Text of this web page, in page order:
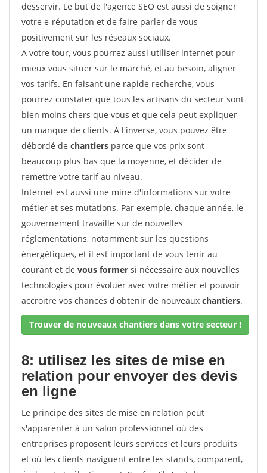
desservir. Le but de l'agence SEO est aussi de soigner
votre e-réputation et de faire parler de vous
positivement sur les réseaux sociaux.
A votre tour, vous pourrez aussi utiliser internet pour
mieux vous situer sur le marché, et au besoin, aligner
vos tarifs. En faisant une rapide recherche, vous
pourrez constater que tous les artisans du secteur sont
bien moins chers que vous et que cela peut expliquer
un manque de clients. A l'inverse, vous pouvez être
débordé de chantiers parce que vos prix sont
beaucoup plus bas que la moyenne, et décider de
remettre votre tarif au niveau.
Internet est aussi une mine d'informations sur votre
métier et ses mutations. Par exemple, chaque année, le
gouvernement travaille sur de nouvelles
réglementations, notamment sur les questions
énergétiques, et il est important de vous tenir au
courant et de vous former si nécessaire aux nouvelles
technologies pour évoluer avec votre métier et pouvoir
accroitre vos chances d'obtenir de nouveaux chantiers.
Trouver de nouveaux chantiers dans votre secteur !
8: utilisez les sites de mise en
relation pour envoyer des devis
en ligne
Le principe des sites de mise en relation peut
s'apparenter à un salon professionnel où des
entreprises proposent leurs services et leurs produits
et où les clients naviguent entre les stands, comparent,